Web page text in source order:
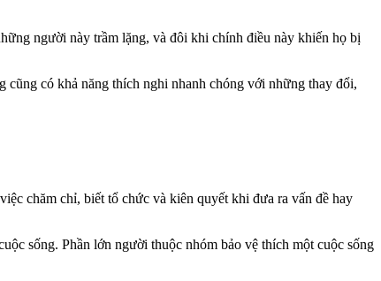
người này trầm lặng, và đôi khi chính điều này khiến họ bị
có khả năng thích nghi nhanh chóng với những thay đổi,
chăm chỉ, biết tổ chức và kiên quyết khi đưa ra vấn đề hay
sống. Phần lớn người thuộc nhóm bảo vệ thích một cuộc sống